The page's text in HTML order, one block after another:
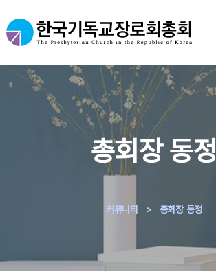
총회장 동정
커뮤니티 > 총회장 동정